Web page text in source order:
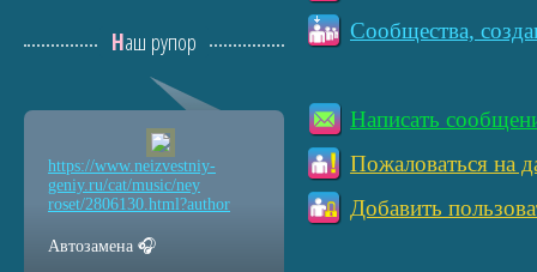
Сообщества,
Написать
Пожаловаться на
Добавить
Наш рупор
https://www.neizvestniy-
geniy.ru/cat/music/ney
roset/2806130.html?author
Автозамена 🎧